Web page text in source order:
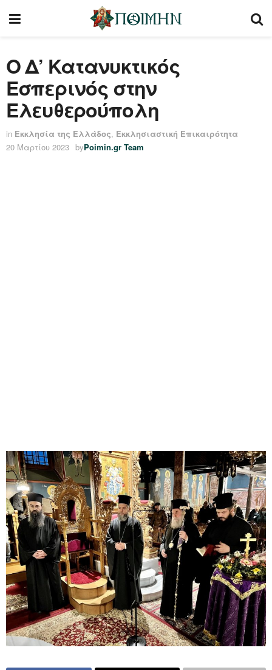
Ο Δ’ Κατανυκτικός
Εσπερινός στην
Ελευθερούπολη
in Εκκλησία της Ελλάδος, Εκκλησιαστική Επικαιρότητα
20 Μαρτίου 2023 byPoimin.gr Team